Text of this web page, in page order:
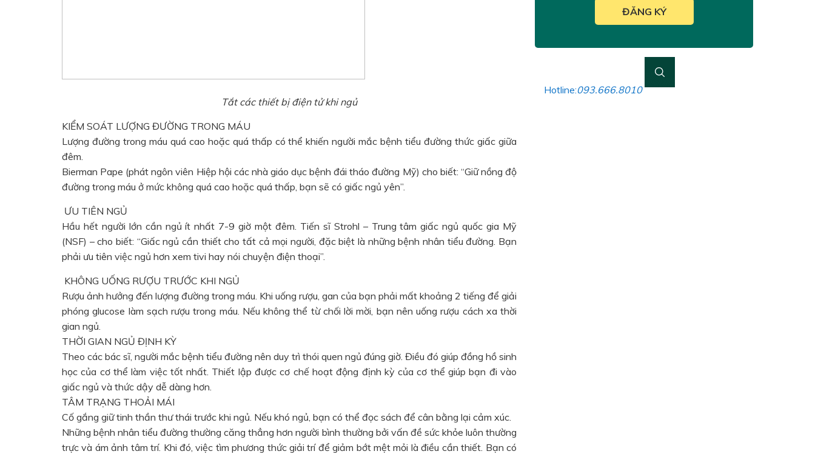
Tắt các thiết bị điện tử khi ngủ
KIỂM SOÁT LƯỢNG ĐƯỜNG TRONG MÁU
Lượng đường trong máu quá cao hoặc quá thấp có thể khiến người mắc bệnh tiểu đường thức giấc giữa
đêm.
Bierman Pape (phát ngôn viên Hiệp hội các nhà giáo dục bệnh đái tháo đường Mỹ) cho biết: “Giữ nồng độ
đường trong máu ở mức không quá cao hoặc quá thấp, bạn sẽ có giấc ngủ yên”.
ƯU TIÊN NGỦ
Hầu hết người lớn cần ngủ ít nhất 7-9 giờ một đêm. Tiến sĩ Strohl – Trung tâm giấc ngủ quốc gia Mỹ
(NSF) – cho biết: “Giấc ngủ cần thiết cho tất cả mọi người, đặc biệt là những bệnh nhân tiểu đường. Bạn
phải ưu tiên việc ngủ hơn xem tivi hay nói chuyện điện thoại”.
KHÔNG UỐNG RƯỢU TRƯỚC KHI NGỦ
Rượu ảnh hưởng đến lượng đường trong máu. Khi uống rượu, gan của bạn phải mất khoảng 2 tiếng để giải
phóng glucose làm sạch rượu trong máu. Nếu không thể từ chối lời mời, bạn nên uống rượu cách xa thời
gian ngủ.
THỜI GIAN NGỦ ĐỊNH KỲ
Theo các bác sĩ, người mắc bệnh tiểu đường nên duy trì thói quen ngủ đúng giờ. Điều đó giúp đồng hồ sinh
học của cơ thể làm việc tốt nhất. Thiết lập được cơ chế hoạt động định kỳ của cơ thể giúp bạn đi vào
giấc ngủ và thức dậy dễ dàng hơn.
TÂM TRẠNG THOẢI MÁI
Cố gắng giữ tinh thần thư thái trước khi ngủ. Nếu khó ngủ, bạn có thể đọc sách để cân bằng lại cảm xúc.
Những bệnh nhân tiểu đường thường căng thẳng hơn người bình thường bởi vấn đề sức khỏe luôn thường
trực và ám ảnh tâm trí. Khi đó, việc tìm phương thức giải trí để giảm bớt mệt mỏi là điều cần thiết. Bạn có
Hotline:093.666.8010